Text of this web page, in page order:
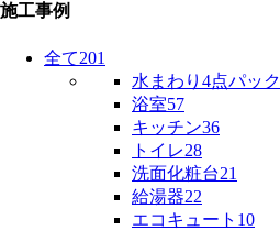
施工事例
全て201
水まわり4点パック
浴室57
キッチン36
トイレ28
洗面化粧台21
給湯器22
エコキュート 10